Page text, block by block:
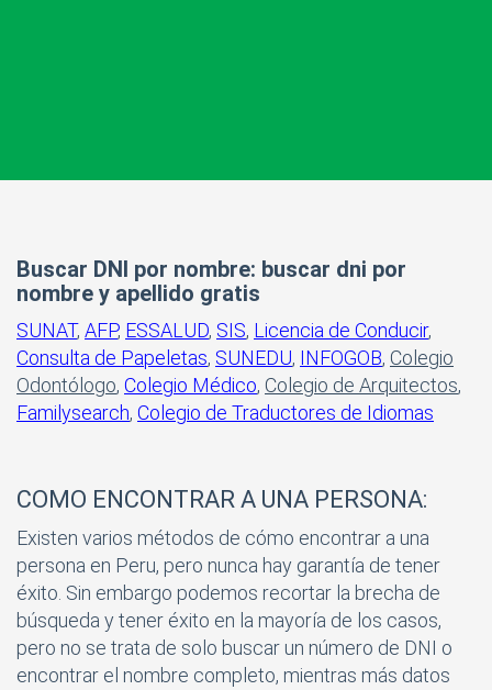
Buscar DNI por nombre: buscar dni por
nombre y apellido gratis
SUNAT, AFP, ESSALUD, SIS, Licencia de Conducir,
Consulta de Papeletas, SUNEDU, INFOGOB, Colegio
Odontólogo, Colegio Médico, Colegio de Arquitectos,
Familysearch, Colegio de Traductores de Idiomas
COMO ENCONTRAR A UNA PERSONA:
Existen varios métodos de cómo encontrar a una
persona en Peru, pero nunca hay garantía de tener
éxito. Sin embargo podemos recortar la brecha de
búsqueda y tener éxito en la mayoría de los casos,
pero no se trata de solo buscar un número de DNI o
encontrar el nombre completo, mientras más datos